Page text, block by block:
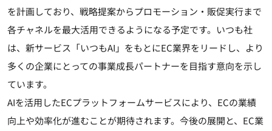
を計画しており、戦略提案からプロモーション・販促実行まで
各チャネルを最大活用できるようになる予定です。いつも社
は、新サービス「いつもAI」をもとにEC業界をリードし、より
多くの企業にとっての事業成長パートナーを目指す意向を示し
ています。
AIを活用したECプラットフォームサービスにより、ECの業績
向上や効率化が進むことが期待されます。今後の展開と、EC業